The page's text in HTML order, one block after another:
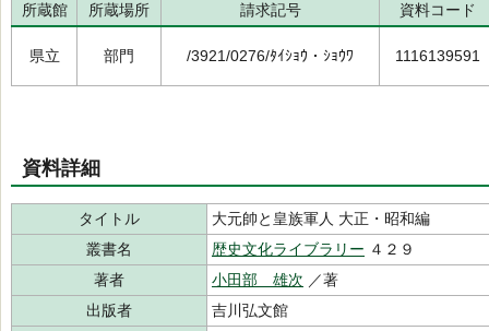
所蔵館 所蔵場所 請求記号 資料コード
県立 部門 /3921/0276/ﾀｲｼｮｳ・ｼｮｳﾜ 1116139591
資料詳細
タイトル
大元帥と皇族軍人 大正・昭和編
叢書名
歴史文化ライブラリー ４２９
著者
小田部 雄次 ／著
出版者
吉川弘文館